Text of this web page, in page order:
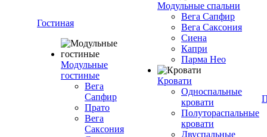
Гостиная
Модульные
гостиные
Вега
Сапфир
Прато
Вега
Саксония
Модульные спальни
Вега Сапфир
Вега Саксония
Сиена
Капри
Парма Нео
Кровати
Односпальные
кровати
Полутораспальные
кровати
Двуспальные